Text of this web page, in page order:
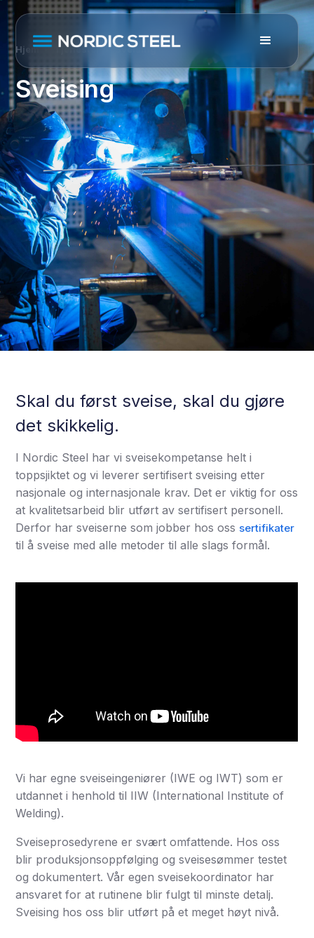
Hjem Tjenester Sveising
Sveising
Skal du først sveise, skal du gjøre
det skikkelig.
I Nordic Steel har vi sveisekompetanse helt i
toppsjiktet og vi leverer sertifisert sveising etter
nasjonale og internasjonale krav. Det er viktig for oss
at kvalitetsarbeid blir utført av sertifisert personell.
Derfor har sveiserne som jobber hos oss sertifikater
til å sveise med alle metoder til alle slags formål.
Vi har egne sveiseingeniører (IWE og IWT) som er
utdannet i henhold til IIW (International Institute of
Welding).
Sveiseprosedyrene er svært omfattende. Hos oss
blir produksjonsoppfølging og sveisesømmer testet
og dokumentert. Vår egen sveisekoordinator har
ansvaret for at rutinene blir fulgt til minste detalj.
Sveising hos oss blir utført på et meget høyt nivå.